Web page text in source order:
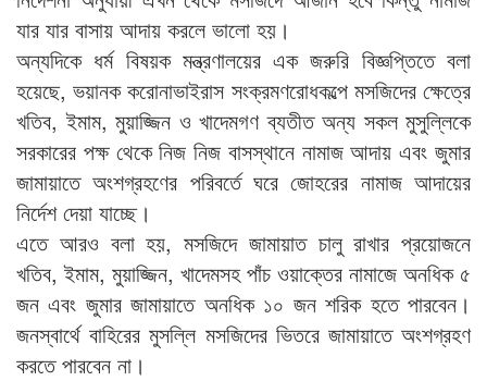
যার যার বাসায় আদায় করলে ভালো হয়।
অন্যদিকে ধর্ম বিষয়ক মন্ত্রণালয়ের এক জরুরি বিজ্ঞপ্তিতে বলা
হয়েছে, ভয়ানক করোনাভাইরাস সংক্রমণরোধকল্পে মসজিদের ক্ষেত্রে
খতিব, ইমাম, মুয়াজ্জিন ও খাদেমগণ ব্যতীত অন্য সকল মুসুল্লিকে
সরকারের পক্ষ থেকে নিজ নিজ বাসস্থানে নামাজ আদায় এবং জুমার
জামায়াতে অংশগ্রহণের পরিবর্তে ঘরে জোহরের নামাজ আদায়ের
নির্দেশ দেয়া যাচ্ছে।
এতে আরও বলা হয়, মসজিদে জামায়াত চালু রাখার প্রয়োজনে
খতিব, ইমাম, মুয়াজ্জিন, খাদেমসহ পাঁচ ওয়াক্তের নামাজে অনধিক ৫
জন এবং জুমার জামায়াতে অনধিক ১০ জন শরিক হতে পারবেন।
জনস্বার্থে বাহিরের মুসল্লি মসজিদের ভিতরে জামায়াতে অংশগ্রহণ
করতে পারবেন না।